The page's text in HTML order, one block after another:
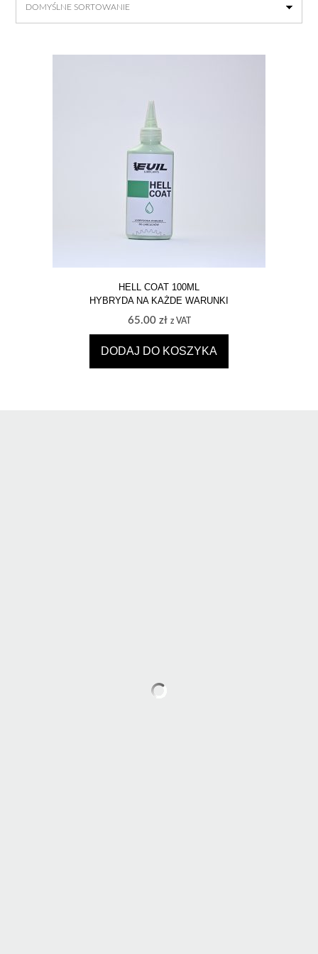
HELL COAT 100ML
HYBRYDA NA KAŻDE WARUNKI
65.00 zł z VAT
DODAJ DO KOSZYKA